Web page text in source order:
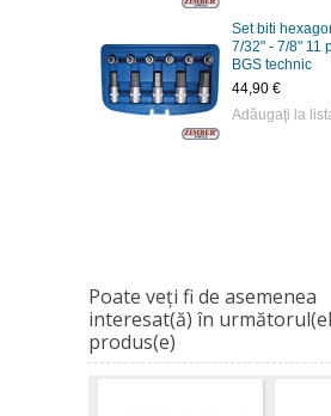
Set biti
7/32" - 7/8" 11
BGS technic
44,90 €
Adăugaţi la
Poate veţi fi de asemenea
interesat(ă) în
produs(e)